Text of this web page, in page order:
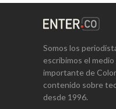
Somos los
escribimos el
importante de
contenido sobre
desde 1996.